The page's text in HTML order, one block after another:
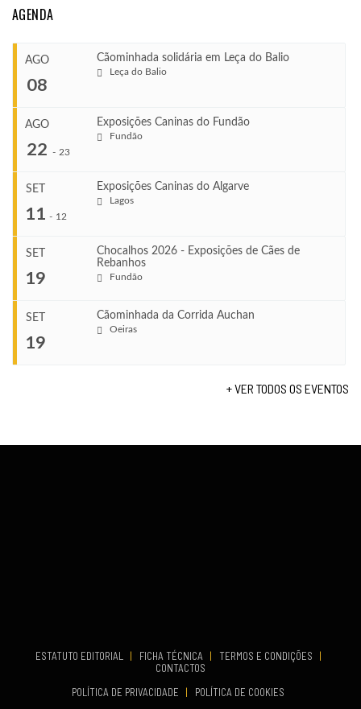
AGENDA
AGO
08
Cãominhada solidária em Leça do Balio
Leça do Balio
COMEÇA
Ago 8, 2026
TERMINA
Ago 8, 2026
Leça do Balio
AGO
22 - 23
Exposições Caninas do Fundão
Fundão
Ago 22, 2026
Ago 23, 2026
VENUE
SET
11 - 12
Exposições Caninas do Algarve
Lagos
Set 11, 2026
SET
19
Chocalhos 2026 - Exposições de Cães de
Rebanhos
Fundão
SET
19
Cãominhada da Corrida Auchan
Oeiras
COMEÇA
+ VER TODOS OS EVENTOS
ESTATUTO EDITORIAL | FICHA TÉCNICA | TERMOS E CONDIÇÕES
|
CONTACTOS
POLÍTICA DE PRIVACIDADE
| POLÍTICA DE COOKIES